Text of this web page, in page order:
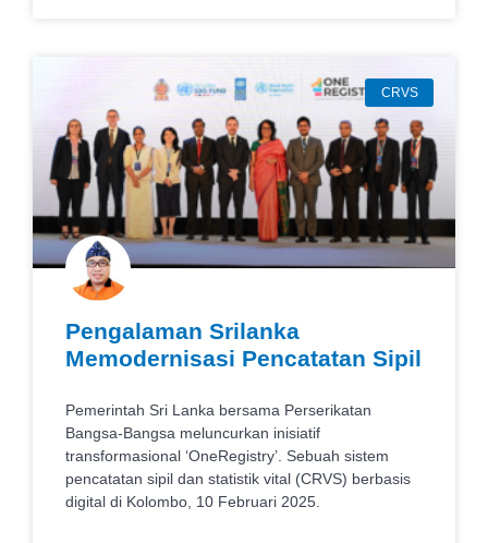
CRVS
Pengalaman Srilanka
Memodernisasi Pencatatan Sipil
Pemerintah Sri Lanka bersama Perserikatan
Bangsa-Bangsa meluncurkan inisiatif
transformasional ‘OneRegistry’. Sebuah sistem
pencatatan sipil dan statistik vital (CRVS) berbasis
digital di Kolombo, 10 Februari 2025.